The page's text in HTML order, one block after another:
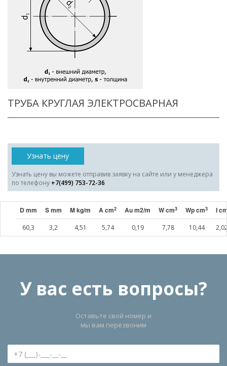
ТРУБА КРУГЛАЯ ЭЛЕКТРОСВАРНАЯ
Узнать цену
Узнать цену вы можете отправив заявку на сайте или у менеджера
по телефону +7(499) 753-72-36
D mm S mm M kg/m A cm2 Au m2/m W cm3 Wp cm3 I
60,3 3,2 4,51 5,74 0,19 7,78 10,44
У вас есть вопросы?
Оставьте свой номер и
мы вам перезвоним